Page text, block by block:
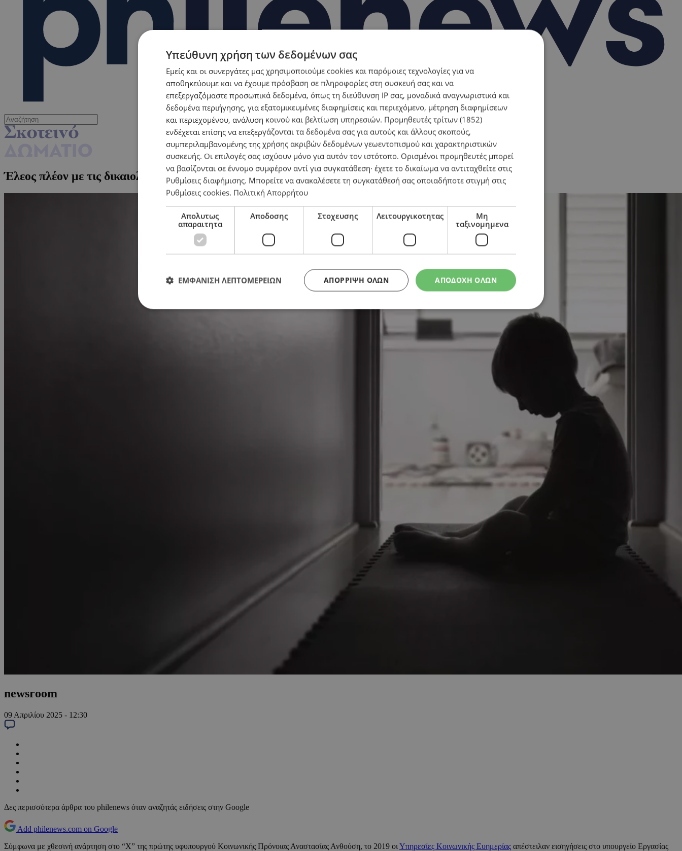
Έλεος πλέον με τις δικαιολογίες
newsroom
09 Απριλίου 2025 - 12:30
Δες περισσότερα άρθρα του philenews όταν αναζητάς ειδήσεις στην Google
Add philenews.com on Google
Σύμφωνα με χθεσινή ανάρτηση στο “Χ” της πρώτης υφυπουργού Κοινωνικής Πρόνοιας Αναστασίας Ανθούση, το 2019 οι Υπηρεσίες Κοινωνικής Ευημερίας απέστειλαν εισηγήσεις στο υπουργείο Εργασίας
Υπεύθυνη χρήση των δεδομένων σας
Εμείς και οι συνεργάτες μας χρησιμοποιούμε cookies και παρόμοιες τεχνολογίες για να
αποθηκεύουμε και να έχουμε πρόσβαση σε πληροφορίες στη συσκευή σας και να
επεξεργαζόμαστε προσωπικά δεδομένα, όπως τη διεύθυνση IP σας, μοναδικά αναγνωριστικά και
δεδομένα περιήγησης, για εξατομικευμένες διαφημίσεις και περιεχόμενο, μέτρηση διαφημίσεων
και περιεχομένου, ανάλυση κοινού και βελτίωση υπηρεσιών. Προμηθευτές τρίτων (1852)
ενδέχεται επίσης να επεξεργάζονται τα δεδομένα σας για αυτούς και άλλους σκοπούς,
συμπεριλαμβανομένης της χρήσης ακριβών δεδομένων γεωεντοπισμού και χαρακτηριστικών
συσκευής. Οι επιλογές σας ισχύουν μόνο για αυτόν τον ιστότοπο. Ορισμένοι προμηθευτές μπορεί
να βασίζονται σε έννομο συμφέρον αντί για συγκατάθεση· έχετε το δικαίωμα να αντιταχθείτε στις
Ρυθμίσεις διαφήμισης. Μπορείτε να ανακαλέσετε τη συγκατάθεσή σας οποιαδήποτε στιγμή στις
Ρυθμίσεις cookies. Πολιτική Απορρήτου
Απολυτως
απαραιτητα
Αποδοσης Στοχευσης Λειτουργικοτητας
Μη
ταξινομημενα
ΑΠΟΔΟΧΗ ΟΛΩΝ
ΑΠΌΡΡΙΨΗ ΌΛΩΝ
ΕΜΦΑΝΙΣΗ ΛΕΠΤΟΜΕΡΕΙΩΝ